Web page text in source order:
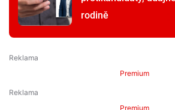
rodině
Premium
Premium